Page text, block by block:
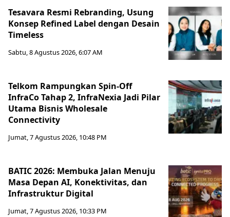
Tesavara Resmi Rebranding, Usung
Konsep Refined Label dengan Desain
Timeless
Sabtu, 8 Agustus 2026, 6:07 AM
Telkom Rampungkan Spin-Off
InfraCo Tahap 2, InfraNexia Jadi Pilar
Utama Bisnis Wholesale
Connectivity
Jumat, 7 Agustus 2026, 10:48 PM
BATIC 2026: Membuka Jalan Menuju
Masa Depan AI, Konektivitas, dan
Infrastruktur Digital
Jumat, 7 Agustus 2026, 10:33 PM